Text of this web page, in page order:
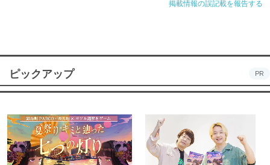
掲載情報の誤記載を報告する
ピックアップ PR